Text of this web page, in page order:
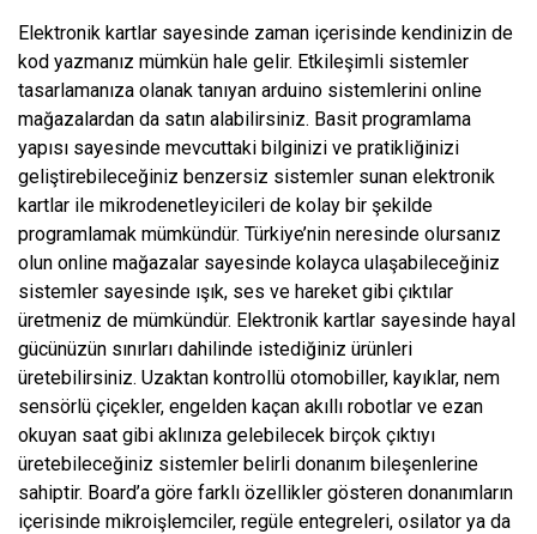
Elektronik kartlar sayesinde zaman içerisinde kendinizin de
kod yazmanız mümkün hale gelir. Etkileşimli sistemler
tasarlamanıza olanak tanıyan arduino sistemlerini online
mağazalardan da satın alabilirsiniz. Basit programlama
yapısı sayesinde mevcuttaki bilginizi ve pratikliğinizi
geliştirebileceğiniz benzersiz sistemler sunan elektronik
kartlar ile mikrodenetleyicileri de kolay bir şekilde
programlamak mümkündür. Türkiye’nin neresinde olursanız
olun online mağazalar sayesinde kolayca ulaşabileceğiniz
sistemler sayesinde ışık, ses ve hareket gibi çıktılar
üretmeniz de mümkündür. Elektronik kartlar sayesinde hayal
gücünüzün sınırları dahilinde istediğiniz ürünleri
üretebilirsiniz. Uzaktan kontrollü otomobiller, kayıklar, nem
sensörlü çiçekler, engelden kaçan akıllı robotlar ve ezan
okuyan saat gibi aklınıza gelebilecek birçok çıktıyı
üretebileceğiniz sistemler belirli donanım bileşenlerine
sahiptir. Board’a göre farklı özellikler gösteren donanımların
içerisinde mikroişlemciler, regüle entegreleri, osilator ya da